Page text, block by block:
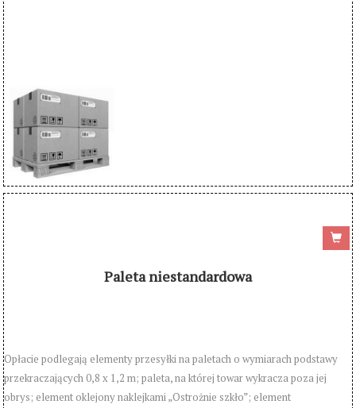
Paleta niestandardowa
Opłacie podlegają elementy przesyłki na paletach o wymiarach podstawy
przekraczających 0,8 x 1,2 m; paleta, na której towar wykracza poza jej
obrys; element oklejony naklejkami „Ostrożnie szkło”; element